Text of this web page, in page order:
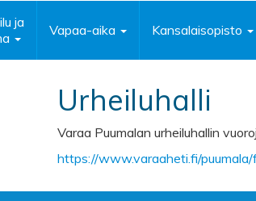
ja
Vapaa-aika Kansalaisopisto
Urheiluhalli
Varaa Puumalan urheiluhallin
https://www.varaaheti.fi/